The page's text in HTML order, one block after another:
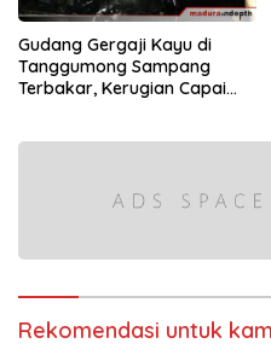
Gudang Gergaji Kayu di
Tanggumong Sampang
Terbakar, Kerugian Capai
Rekomendasi untuk